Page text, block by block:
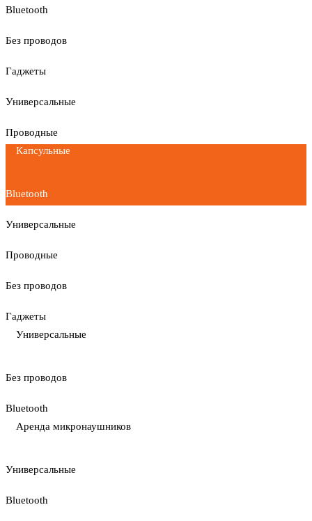
Bluetooth
Без проводов
Гаджеты
Универсальные
Проводные
Капсульные
Bluetooth
Универсальные
Проводные
Без проводов
Гаджеты
Универсальные
Без проводов
Bluetooth
Аренда микронаушников
Универсальные
Bluetooth